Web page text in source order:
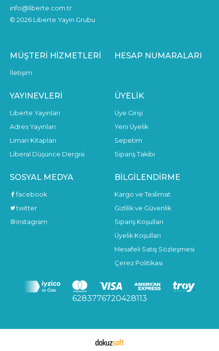
info@liberte.com.tr
© 2026 Liberte Yayın Grubu
MÜŞTERI HIZMETLERI
İletişim
HESAP NUMARALARI
YAYINEVLERI
Liberte Yayınları
Adres Yayınları
Liman Kitapları
Liberal Düşünce Dergisi
ÜYELIK
Üye Girişi
Yeni Üyelik
Sepetim
Sipariş Takibi
SOSYAL MEDYA
facebook
twitter
instagram
BILGILENDIRME
Kargo ve Teslimat
Gizlilik ve Güvenlik
Sipariş Koşulları
Üyelik Koşulları
Mesafeli Satış Sözleşmesi
Çerez Politikası
6283776720428113